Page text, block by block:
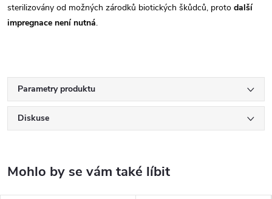
sterilizovány od možných zárodků biotických škůdců, proto další
impregnace není nutná.
Parametry produktu
Diskuse